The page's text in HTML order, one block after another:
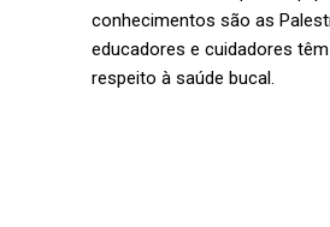
conhecimentos são as
educadores e cuidadores
respeito à saúde bucal.